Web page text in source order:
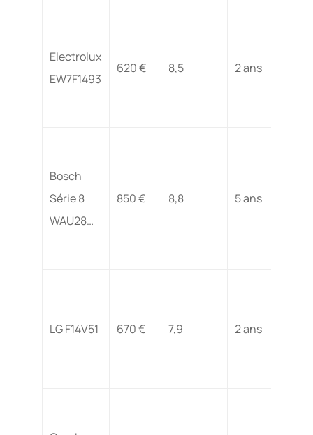
Electrolux
EW7F1493
620 € 8,5 2 ans
Bosch
Série 8
WAU28…
850 € 8,8 5 ans
LG F14V51 670 € 7,9 2 ans